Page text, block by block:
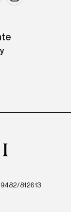
812613